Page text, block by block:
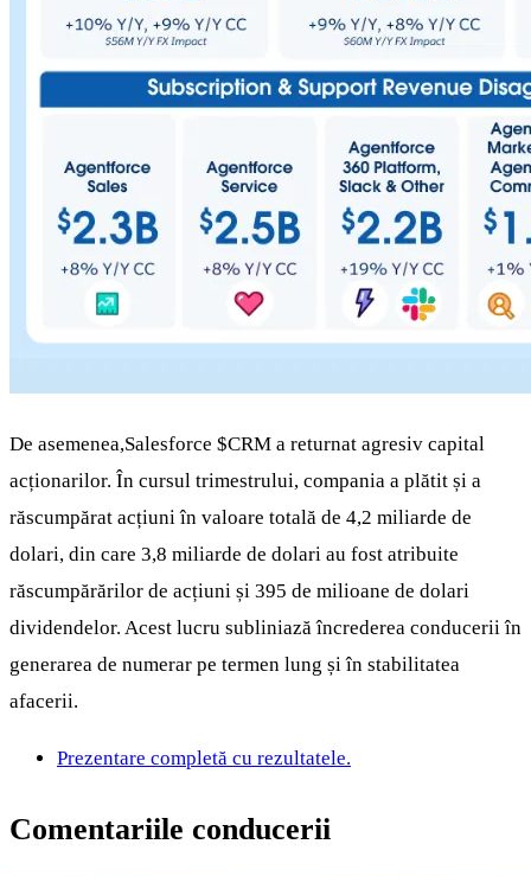
De asemenea,Salesforce $CRM a returnat agresiv capital
acționarilor. În cursul trimestrului, compania a plătit și a
răscumpărat acțiuni în valoare totală de 4,2 miliarde de
dolari, din care 3,8 miliarde de dolari au fost atribuite
răscumpărărilor de acțiuni și 395 de milioane de dolari
dividendelor. Acest lucru subliniază încrederea conducerii în
generarea de numerar pe termen lung și în stabilitatea
afacerii.
Prezentare completă cu rezultatele.
Comentariile conducerii